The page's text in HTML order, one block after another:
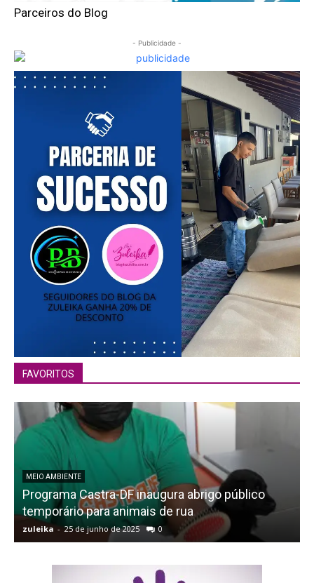
Parceiros do Blog
- Publicidade -
FAVORITOS
MEIO AMBIENTE
Programa Castra-DF inaugura abrigo público
temporário para animais de rua
zuleika - 25 de junho de 2025 0